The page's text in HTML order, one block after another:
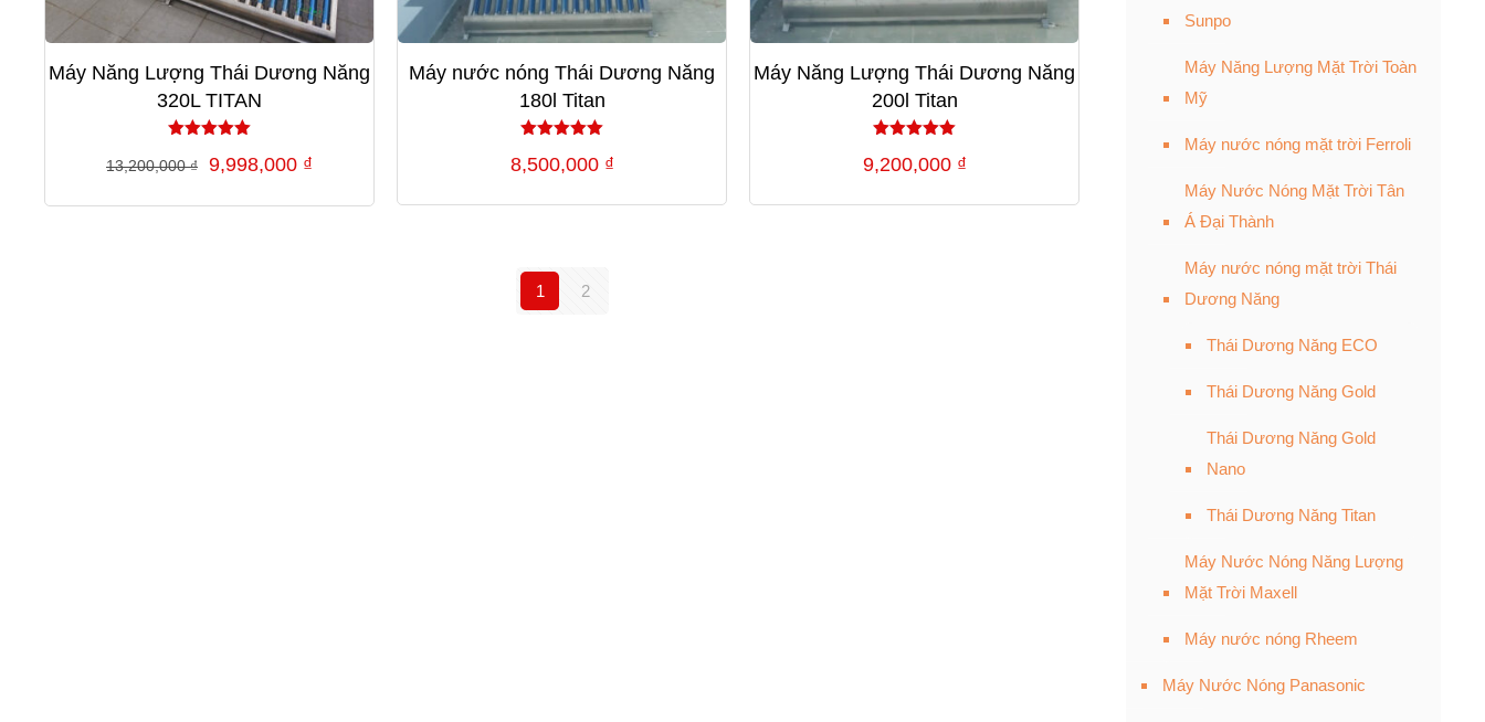
Máy Năng Lượng Thái Dương Năng
320L TITAN
hạng
13,200,000₫
Giá
9,998,000 ₫
Máy nước nóng Thái Dương Năng
180l Titan
hạng
8,500,000 ₫
Máy Năng Lượng Thái Dương Năng
200l Titan
hạng
9,200,000 ₫
1 2
Sunpo
Máy Năng Lượng Mặt Trời Toàn
Mỹ
Máy nước nóng mặt trời Ferroli
Máy Nước Nóng Mặt Trời Tân
Á Đại Thành
Máy nước nóng mặt trời Thái
Dương Năng
Thái Dương Năng ECO
Thái Dương Năng Gold
Thái Dương Năng Gold
Nano
Thái Dương Năng Titan
Máy Nước Nóng Năng Lượng
Mặt Trời Maxell
Máy nước nóng Rheem
Máy Nước Nóng Panasonic